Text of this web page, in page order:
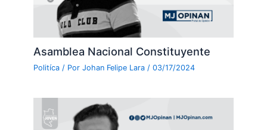
Asamblea Nacional Constituyente
Politíca / PorJohan Felipe Lara/03/17/2024